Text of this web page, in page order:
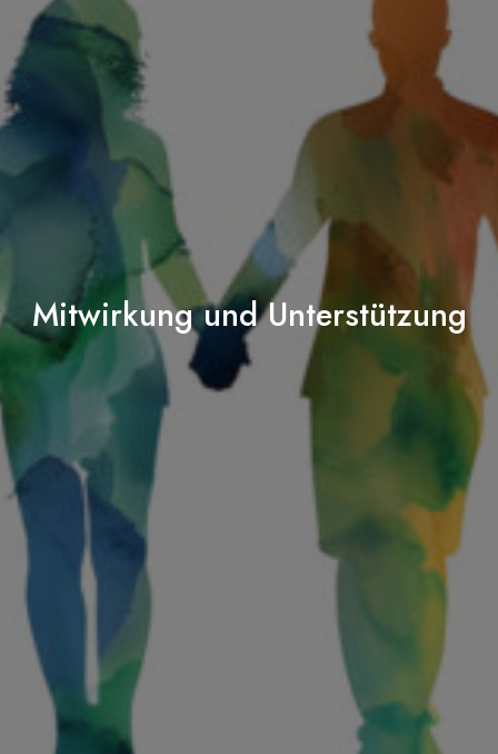
Mitwirkung und Unterstützung